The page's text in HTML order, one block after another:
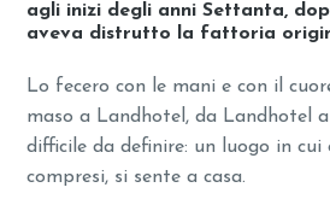
agli inizi degli anni Settanta,
aveva distrutto la fattoria
Lo fecero con le mani e con il
maso a Landhotel, da Landhotel
difficile da definire: un luogo in cui
compresi, si sente a casa.